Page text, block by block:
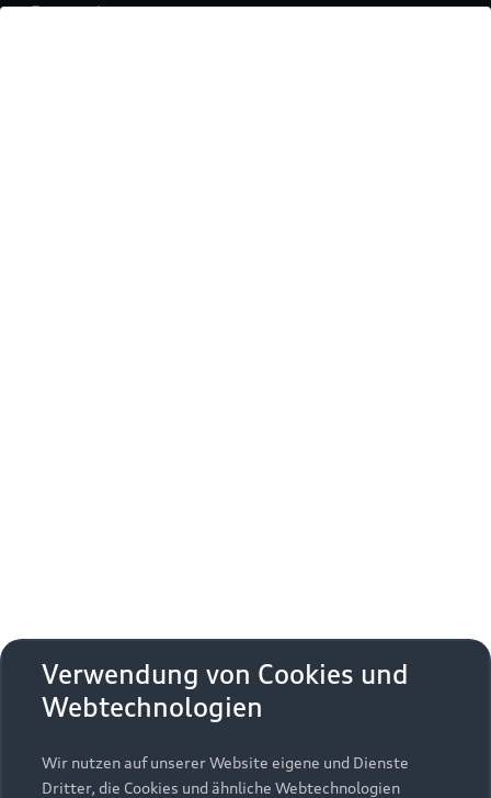
Partner!
Zurück nach oben
Modelle
Alle Modelle
Kaufen & leasen
Verwendung von Cookies und
Webtechnologien
Wir nutzen auf unserer Website eigene und Dienste
Dritter, die Cookies und ähnliche Webtechnologien